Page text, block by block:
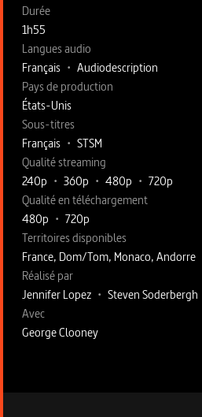
Fiche technique section gauche
Durée
1h55
Langues audio
Français • Audiodescription
Pays de production
États-Unis
Sous-titres
Français • STSM
Qualité streaming
240p • 360p • 480p • 720p
Qualité en téléchargement
480p • 720p
Territoires disponibles
France, Dom/Tom, Monaco, Andorre
Fiche technique section droite
Réalisé par
Jennifer Lopez • Steven Soderbergh
Avec
George Clooney